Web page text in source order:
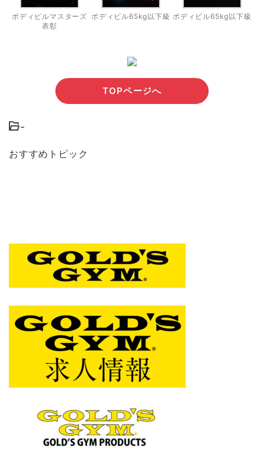
ボディビルマスターズ
表彰
ボディビル65kg以下級 ボディビル65kg以下級
TOPページへ
-
おすすめトピック